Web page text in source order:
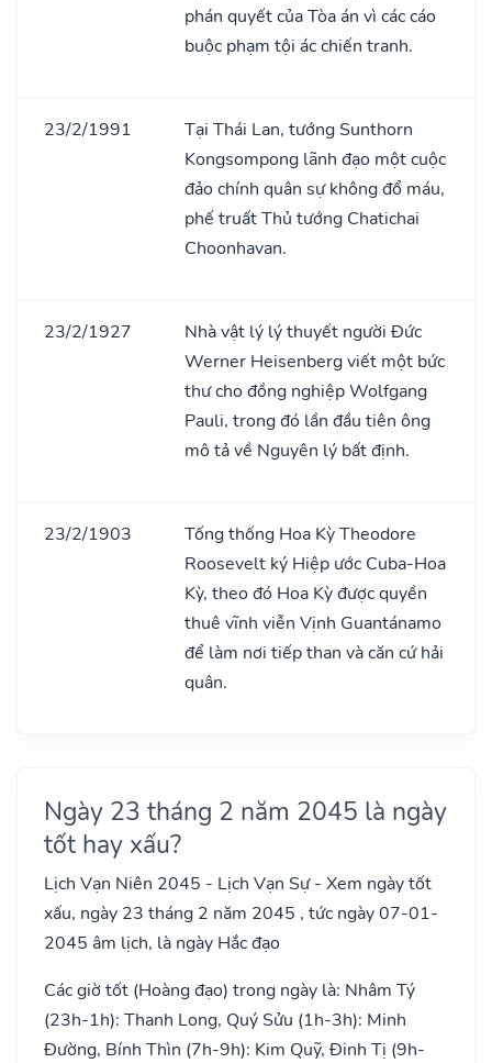
phán quyết của Tòa án vì các cáo
buộc phạm tội ác chiến tranh.
23/2/1991
Tại Thái Lan, tướng Sunthorn
Kongsompong lãnh đạo một cuộc
đảo chính quân sự không đổ máu,
phế truất Thủ tướng Chatichai
Choonhavan.
23/2/1927
Nhà vật lý lý thuyết người Đức
Werner Heisenberg viết một bức
thư cho đồng nghiệp Wolfgang
Pauli, trong đó lần đầu tiên ông
mô tả về Nguyên lý bất định.
23/2/1903
Tống thống Hoa Kỳ Theodore
Roosevelt ký Hiệp ước Cuba-Hoa
Kỳ, theo đó Hoa Kỳ được quyền
thuê vĩnh viễn Vịnh Guantánamo
để làm nơi tiếp than và căn cứ hải
quân.
Ngày 23 tháng 2 năm 2045 là ngày
tốt hay xấu?
Lịch Vạn Niên 2045 - Lịch Vạn Sự - Xem ngày tốt
xấu, ngày 23 tháng 2 năm 2045 , tức ngày 07-01-
2045 âm lịch, là ngày Hắc đạo
Các giờ tốt (Hoàng đạo) trong ngày là: Nhâm Tý
(23h-1h): Thanh Long, Quý Sửu (1h-3h): Minh
Đường, Bính Thìn (7h-9h): Kim Quỹ, Đinh Tị (9h-